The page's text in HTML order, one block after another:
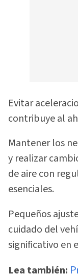
Evitar
contribuye al
Mantener los
y realizar
de aire con
esenciales.
Pequeños
cuidado del
significativo en
Lea también: